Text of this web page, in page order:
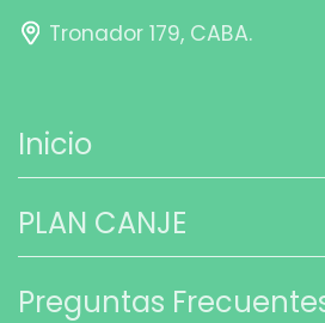
Tronador 179, CABA.
Inicio
PLAN CANJE
Preguntas